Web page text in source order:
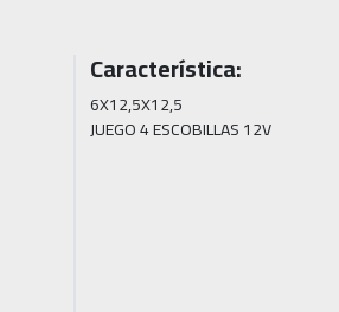
Característica:
6X12,5X12,5
JUEGO 4 ESCOBILLAS 12V